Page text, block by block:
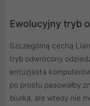
Ewolucyjny tryb
Szczególną cechą
tryb odwrócony
entuzjasta
po prostu pasowałby
biurka, ale wtedy nie